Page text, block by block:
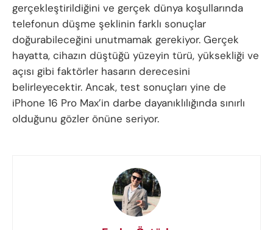
gerçekleştirildiğini ve gerçek dünya koşullarında
telefonun düşme şeklinin farklı sonuçlar
doğurabileceğini unutmamak gerekiyor. Gerçek
hayatta, cihazın düştüğü yüzeyin türü, yüksekliği ve
açısı gibi faktörler hasarın derecesini
belirleyecektir. Ancak, test sonuçları yine de
iPhone 16 Pro Max’in darbe dayanıklılığında sınırlı
olduğunu gözler önüne seriyor.